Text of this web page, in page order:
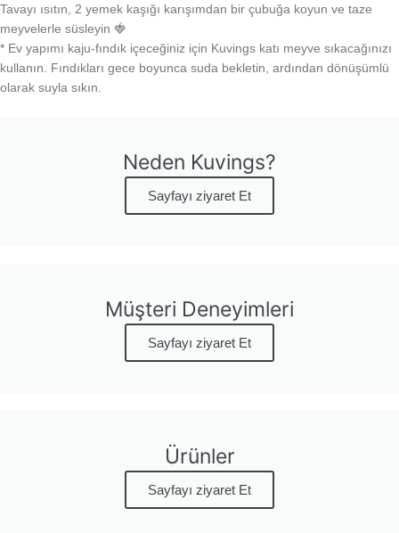
Tavayı ısıtın, 2 yemek kaşığı karışımdan bir çubuğa koyun ve taze
meyvelerle süsleyin 🍓
* Ev yapımı kaju-fındık içeceğiniz için Kuvings katı meyve sıkacağınızı
kullanın. Fındıkları gece boyunca suda bekletin, ardından dönüşümlü
olarak suyla sıkın.
Neden Kuvings?
Sayfayı ziyaret Et
Müşteri Deneyimleri
Sayfayı ziyaret Et
Ürünler
Sayfayı ziyaret Et